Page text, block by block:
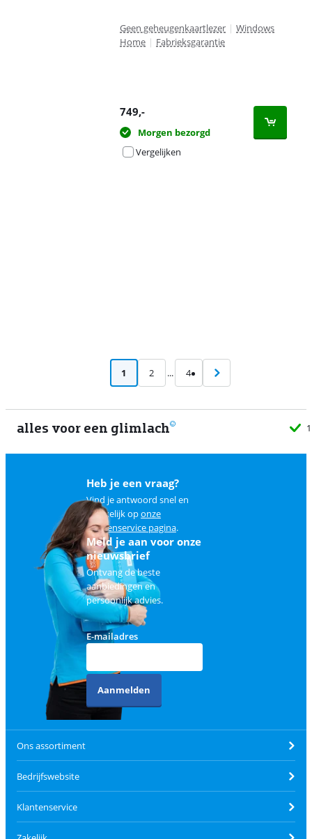
Geen geheugenkaartlezer | Windows
Home | Fabrieksgarantie
749,-
Morgen bezorgd
Vergelijken
1 2 ... 4
alles voor een glimlach
Heb je een vraag?
Vind je antwoord snel en
makkelijk oponze
klantenservice pagina.
Meld je aan voor onze
nieuwsbrief
Ontvang de beste
aanbiedingen en
persoonlijk advies.
E-mailadres
Aanmelden
Ons assortiment
Bedrijfswebsite
Klantenservice